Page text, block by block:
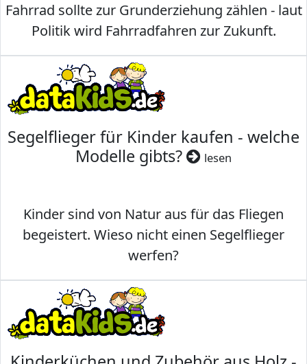
Fahrrad sollte zur Grunderziehung zählen - laut
Politik wird Fahrradfahren zur Zukunft.
Segelflieger für Kinder kaufen - welche
Modelle gibts?
lesen
Kinder sind von Natur aus für das Fliegen
begeistert. Wieso nicht einen Segelflieger
werfen?